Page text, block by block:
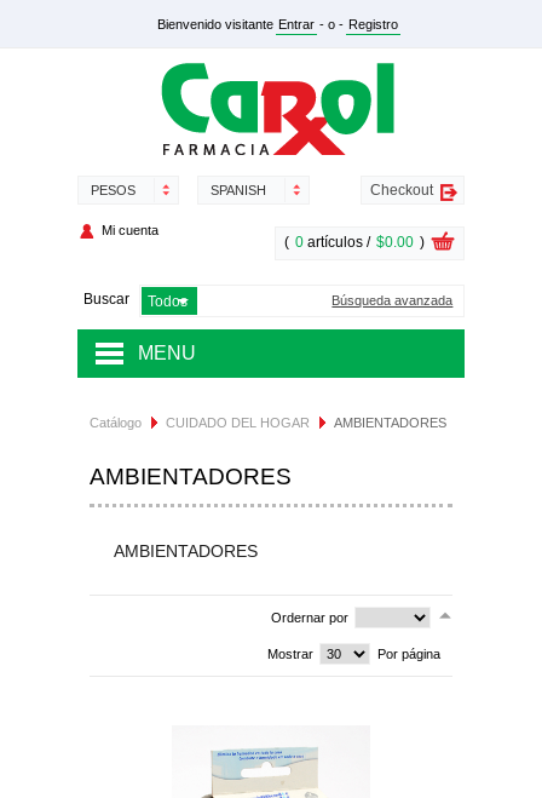
Bienvenido visitante Entrar - o - Registro
SPANISH
PESOS
Mi cuenta
Buscar Búsqueda avanzada
( 0 artículos / $0.00 )
Checkout
MENU
DERMOCOSMÉTICA
CUIDADO PERSONAL
TODAS LAS CATEGORÍAS
Catálogo CUIDADO DEL HOGAR AMBIENTADORES
AMBIENTADORES
AMBIENTADORES
Ordernar por
Mostrar Por página